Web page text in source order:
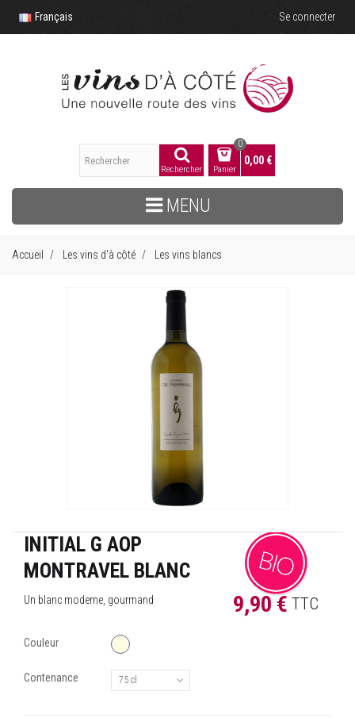
Français Se connecter
Rechercher Panier
0
0,00 €
MENU
Accueil Les vins d'à côté Les vins blancs
INITIAL G AOP
MONTRAVEL BLANC
Un blanc moderne, gourmand 9,90 € TTC
Couleur
Contenance 75 cl